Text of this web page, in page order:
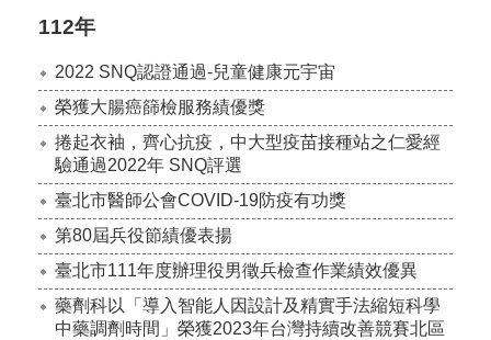
112年
2022 SNQ認證通過-兒童健康元宇宙
榮獲大腸癌篩檢服務績優獎
捲起衣袖，齊心抗疫，中大型疫苗接種站之仁愛經
驗通過2022年 SNQ評選
臺北市醫師公會COVID-19防疫有功獎
第80屆兵役節績優表揚
臺北市111年度辦理役男徵兵檢查作業績效優異
藥劑科以「導入智能人因設計及精實手法縮短科學
中藥調劑時間」榮獲2023年台灣持續改善競賽北區